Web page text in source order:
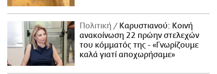
Πολιτική
Καρυστιανού: Κοινή
ανακοίνωση 22 πρώην στελεχών
του κόμματός της - «Γνωρίζουμε
καλά γιατί αποχωρήσαμε»